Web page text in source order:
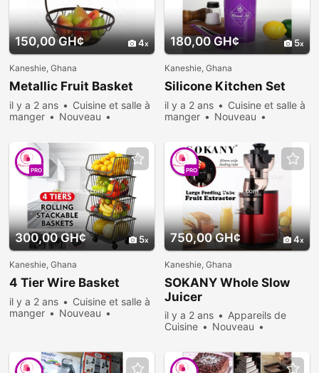
150,00 GH¢ 4
Kaneshie, Ghana
Metallic Fruit Basket
il y a 2 ans
Cuisine et salle à
manger
Nouveau
180,00 GH¢ 5
Kaneshie, Ghana
Silicone Kitchen Set
il y a 2 ans
Cuisine et salle à
manger
Nouveau
300,00 GH¢ 5
PRO
Kaneshie, Ghana
4 Tier Wire Basket
il y a 2 ans
Cuisine et salle à
manger
Nouveau
750,00 GH¢ 4
PRO
Kaneshie, Ghana
SOKANY Whole Slow
Juicer
il y a 2 ans
Appareils de
Cuisine
Nouveau
consultées